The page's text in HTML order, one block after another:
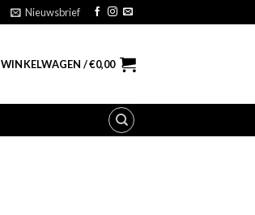
Nieuwsbrief
WINKELWAGEN /€0,00